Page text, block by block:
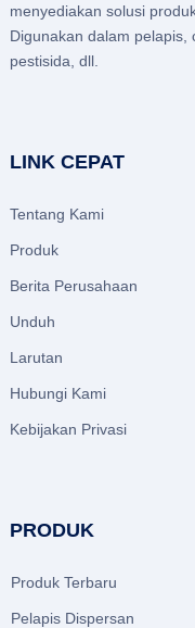
menyediakan solusi
Digunakan dalam pelapis,
pestisida, dll.
LINK CEPAT
Tentang Kami
Produk
Berita Perusahaan
Unduh
Larutan
Hubungi Kami
Kebijakan Privasi
PRODUK
Produk Terbaru
Pelapis Dispersan